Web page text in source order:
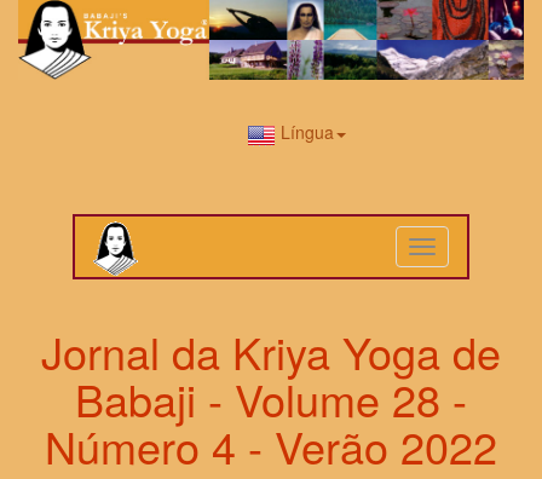
Língua
Toggle
navigation
Jornal da Kriya Yoga de
Babaji - Volume 28 -
Número 4 - Verão 2022